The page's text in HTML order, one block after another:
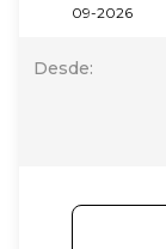
09-2026
Desde: